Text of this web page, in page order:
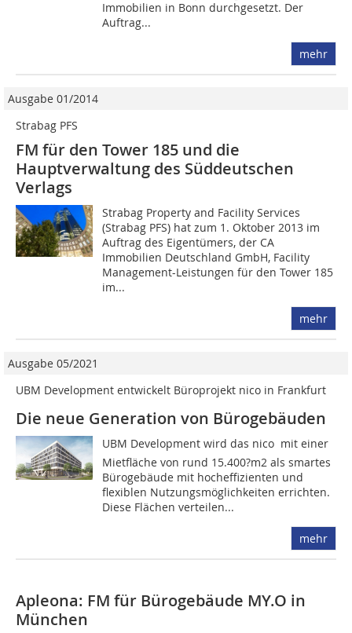
Immobilien in Bonn durchgesetzt. Der
Auftrag...
mehr
Ausgabe 01/2014
Strabag PFS
FM für den Tower 185 und die
Hauptverwaltung des Süddeutschen
Verlags
Strabag Property and Facility Services
(Strabag PFS) hat zum 1. Oktober 2013 im
Auftrag des Eigentümers, der CA
Immobilien Deutschland GmbH, Faci­lity
Management-Leistungen für den Tower 185
im...
mehr
Ausgabe 05/2021
UBM Development entwickelt Büroprojekt nico in Frankfurt
Die neue Generation von Bürogebäuden
UBM Development wird das nico ­ mit einer
Mietfläche von rund 15.400?m2 als smartes
Bürogebäude mit hocheffizienten und
flexiblen Nutzungsmöglichkeiten errichten.
Diese Flächen verteilen...
mehr
Apleona: FM für Bürogebäude MY.O in
München